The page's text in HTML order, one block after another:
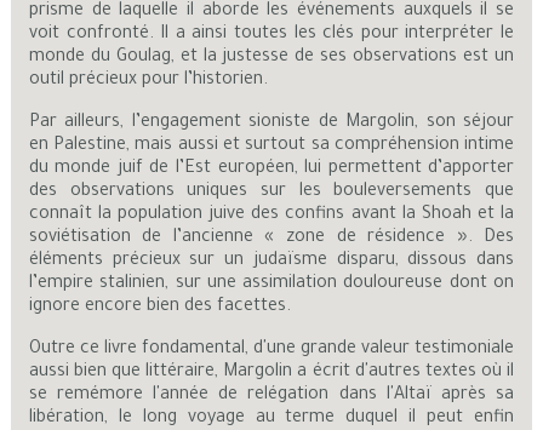
prisme de laquelle il aborde les événements auxquels il se
voit confronté. Il a ainsi toutes les clés pour interpréter le
monde du Goulag, et la justesse de ses observations est un
outil précieux pour l’historien.
Par ailleurs, l’engagement sioniste de Margolin, son séjour
en Palestine, mais aussi et surtout sa compréhension intime
du monde juif de l’Est européen, lui permettent d’apporter
des observations uniques sur les bouleversements que
connaît la population juive des confins avant la Shoah et la
soviétisation de l’ancienne « zone de résidence ». Des
éléments précieux sur un judaïsme disparu, dissous dans
l’empire stalinien, sur une assimilation douloureuse dont on
ignore encore bien des facettes.
Outre ce livre fondamental, d'une grande valeur testimoniale
aussi bien que littéraire, Margolin a écrit d'autres textes où il
se remémore l'année de relégation dans l'Altaï après sa
libération, le long voyage au terme duquel il peut enfin